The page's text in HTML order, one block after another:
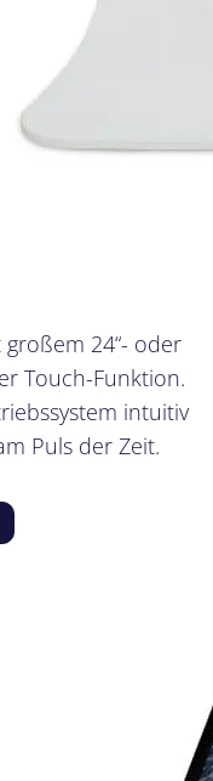
großem 24“- oder
Touch-Funktion.
intuitiv
Puls der Zeit.